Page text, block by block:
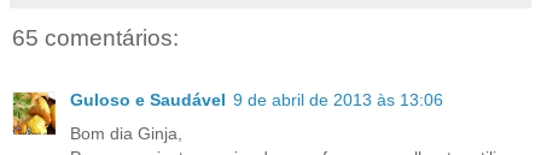
65 comentários:
Guloso e Saudável 9 de abril de 2013 às 13:06
Bom dia Ginja,